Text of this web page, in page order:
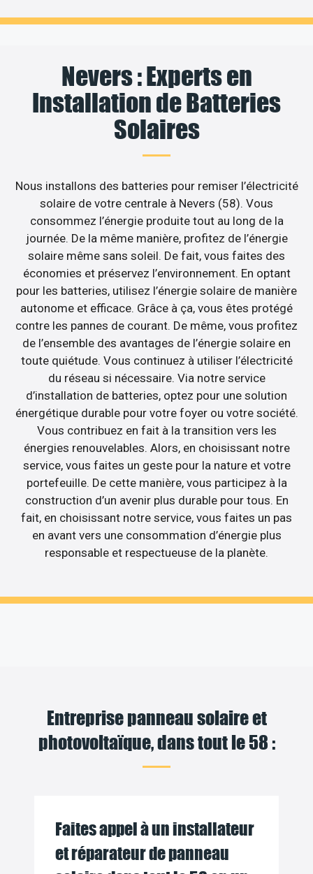
Nevers : Experts en
Installation de Batteries
Solaires
Nous installons des batteries pour remiser l’électricité
solaire de votre centrale à Nevers (58). Vous
consommez l’énergie produite tout au long de la
journée. De la même manière, profitez de l’énergie
solaire même sans soleil. De fait, vous faites des
économies et préservez l’environnement. En optant
pour les batteries, utilisez l’énergie solaire de manière
autonome et efficace. Grâce à ça, vous êtes protégé
contre les pannes de courant. De même, vous profitez
de l’ensemble des avantages de l’énergie solaire en
toute quiétude. Vous continuez à utiliser l’électricité
du réseau si nécessaire. Via notre service
d’installation de batteries, optez pour une solution
énergétique durable pour votre foyer ou votre société.
Vous contribuez en fait à la transition vers les
énergies renouvelables. Alors, en choisissant notre
service, vous faites un geste pour la nature et votre
portefeuille. De cette manière, vous participez à la
construction d’un avenir plus durable pour tous. En
fait, en choisissant notre service, vous faites un pas
en avant vers une consommation d’énergie plus
responsable et respectueuse de la planète.
Entreprise panneau solaire et
photovoltaïque, dans tout le 58 :
Faites appel à un installateur
et réparateur de panneau